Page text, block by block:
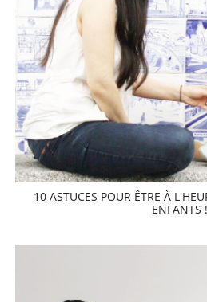
10 ASTUCES POUR ÊTRE À
ENFANTS !